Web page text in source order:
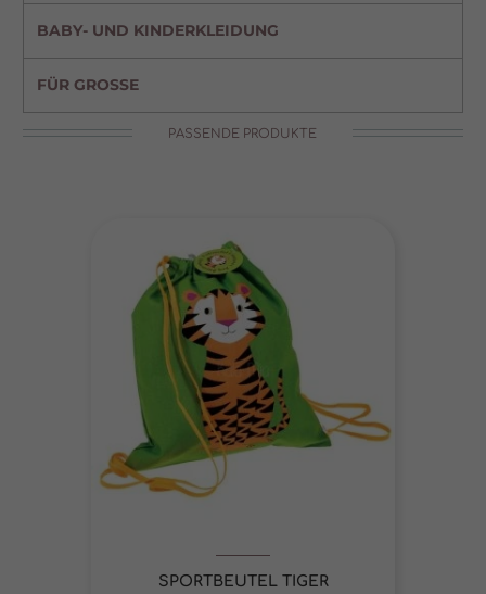
BABY- UND KINDERKLEIDUNG
FÜR GROSSE
PASSENDE PRODUKTE
SPORTBEUTEL TIGER